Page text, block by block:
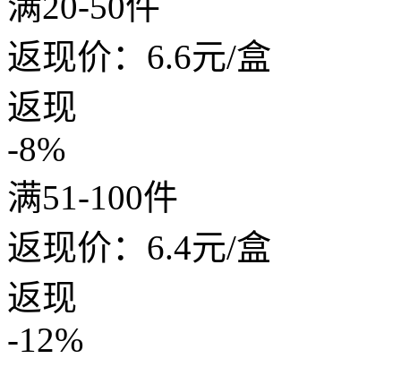
返现价： 6.6元/盒
返现
-8%
满51-100件
返现价： 6.4元/盒
返现
-12%